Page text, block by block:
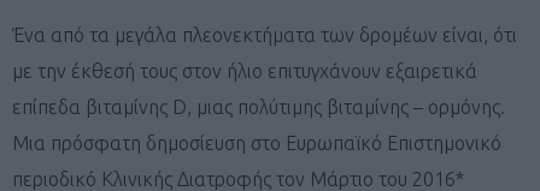
Ένα από τα μεγάλα πλεονεκτήματα των δρομέων είναι, ότι
με την έκθεσή τους στον ήλιο επιτυγχάνουν εξαιρετικά
επίπεδα βιταμίνης D, μιας πολύτιμης βιταμίνης – ορμόνης.
Μια πρόσφατη δημοσίευση στο Ευρωπαϊκό Επιστημονικό
περιοδικό Κλινικής Διατροφής τον Μάρτιο του 2016*